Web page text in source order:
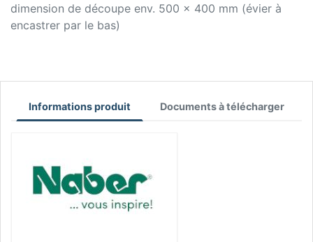
dimension de découpe env. 500 x 400 mm (évier à
encastrer par le bas)
Informations produit Documents à télécharger